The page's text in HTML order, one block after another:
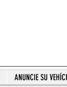
ANUNCIE SU